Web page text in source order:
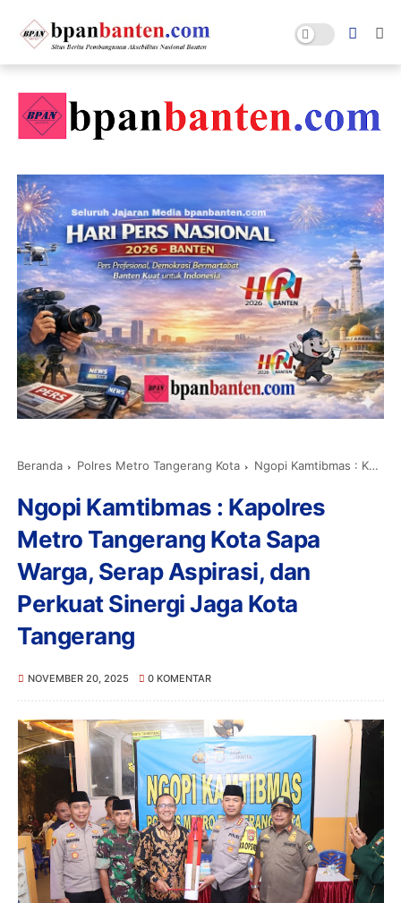
Beranda Polres Metro Tangerang Kota Ngopi Kamtibmas : Kapolres Metro Tangerang Kota Sapa Warga, Serap Aspirasi, dan Perkuat Sinergi Jaga Kota Tangerang
Ngopi Kamtibmas : Kapolres
Metro Tangerang Kota Sapa
Warga, Serap Aspirasi, dan
Perkuat Sinergi Jaga Kota
Tangerang
NOVEMBER 20, 2025 0 KOMENTAR